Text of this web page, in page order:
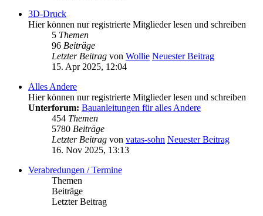
3D-Druck
Hier können nur registrierte Mitglieder lesen und schreiben
5 Themen
96 Beiträge
Letzter Beitrag von Wollie Neuester Beitrag
15. Apr 2025, 12:04
Alles Andere
Hier können nur registrierte Mitglieder lesen und schreiben
Unterforum: Bauanleitungen für alles Andere
454 Themen
5780 Beiträge
Letzter Beitrag von vatas-sohn Neuester Beitrag
16. Nov 2025, 13:13
Verabredungen / Termine
Themen
Beiträge
Letzter Beitrag